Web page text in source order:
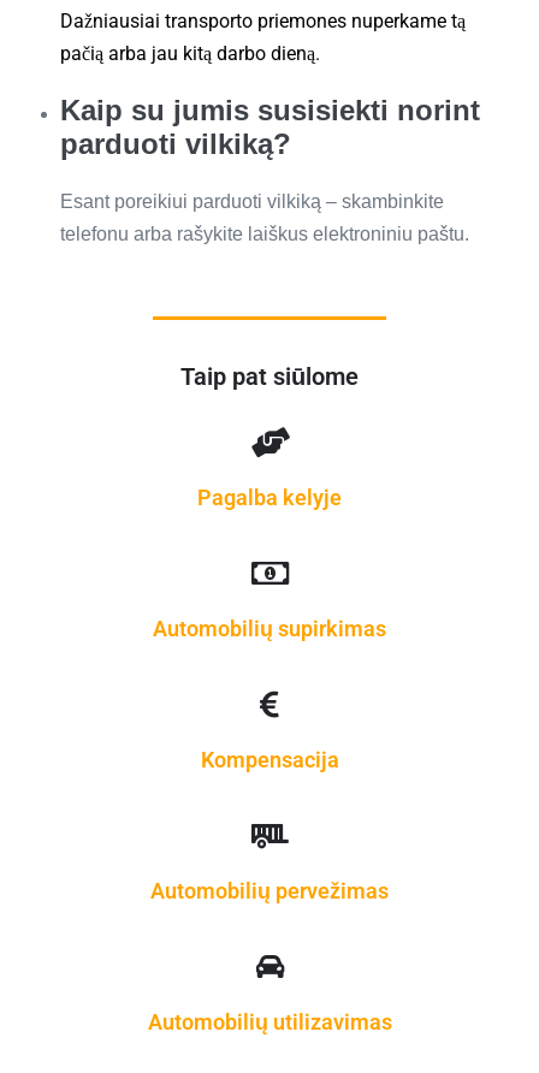
Dažniausiai transporto priemones nuperkame tą
pačią arba jau kitą darbo dieną.
Kaip su jumis susisiekti norint
parduoti vilkiką?
Esant poreikiui parduoti vilkiką – skambinkite
telefonu arba rašykite laiškus elektroniniu paštu.
Taip pat siūlome
Pagalba kelyje
Automobilių supirkimas
Kompensacija
Automobilių pervežimas
Automobilių utilizavimas